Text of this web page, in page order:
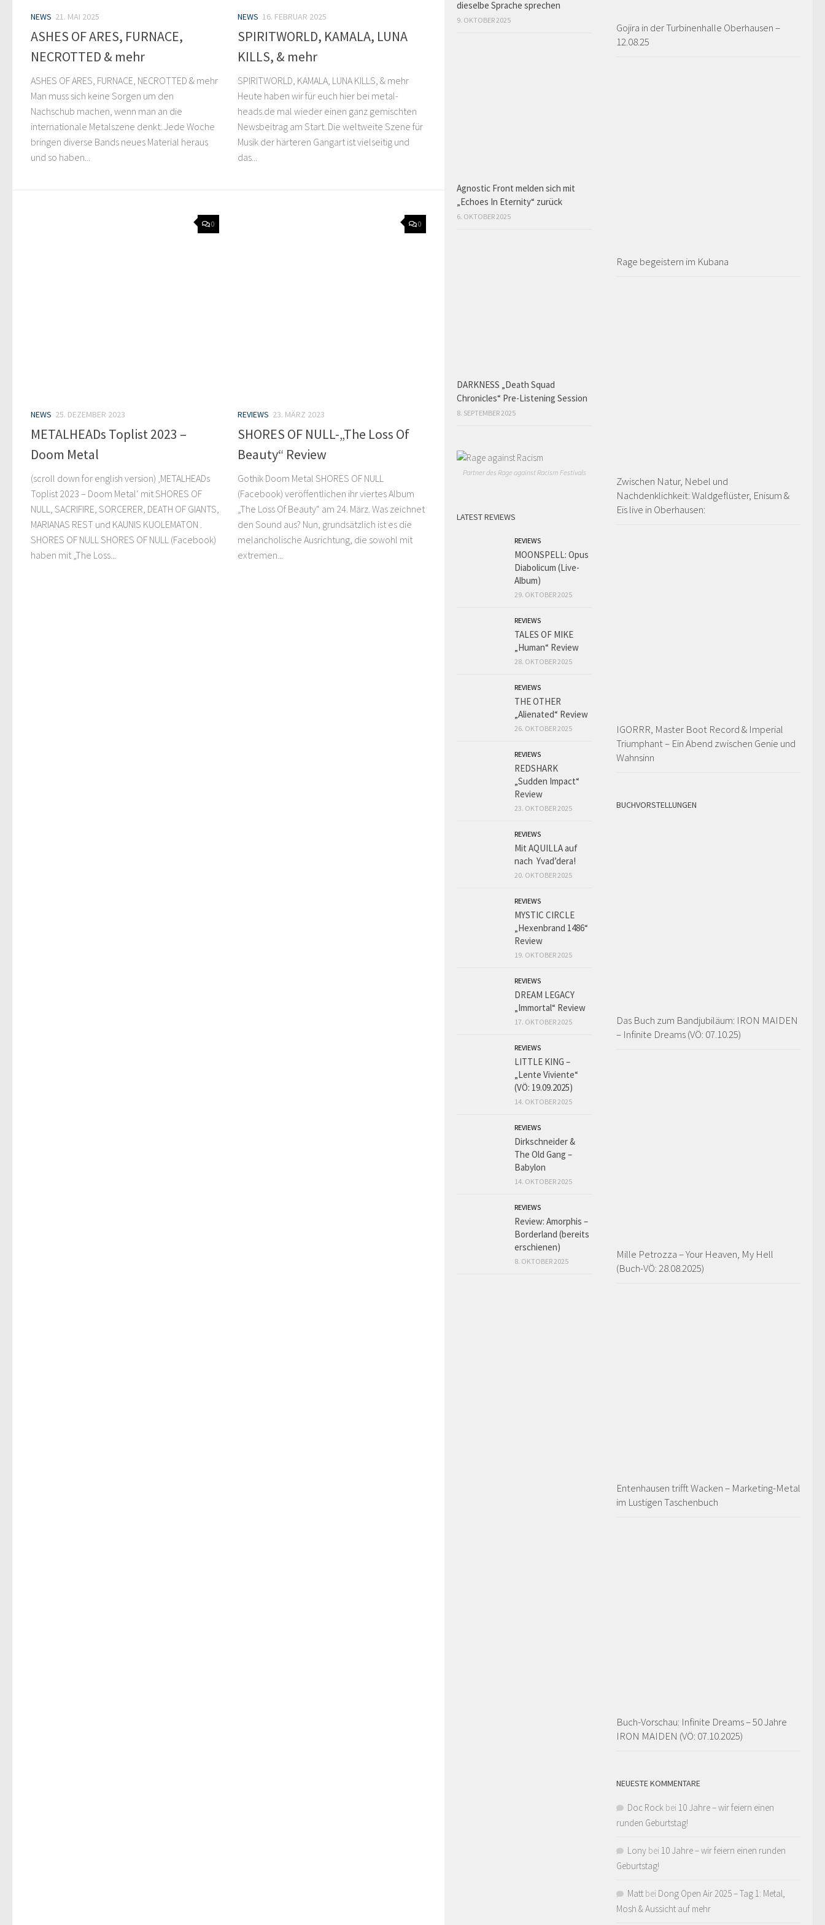
NEWS 21. MAI 2025
ASHES OF ARES, FURNACE,
NECROTTED & mehr
ASHES OF ARES, FURNACE, NECROTTED & mehr
Man muss sich keine Sorgen um den
Nachschub machen, wenn man an die
internationale Metalszene denkt. Jede Woche
bringen diverse Bands neues Material heraus
und so haben...
NEWS 16. FEBRUAR 2025
SPIRITWORLD, KAMALA, LUNA
KILLS, & mehr
SPIRITWORLD, KAMALA, LUNA KILLS, & mehr
Heute haben wir für euch hier bei metal-
heads.de mal wieder einen ganz gemischten
Newsbeitrag am Start. Die weltweite Szene für
Musik der härteren Gangart ist vielseitig und
das...
0
NEWS 25. DEZEMBER 2023
METALHEADs Toplist 2023 –
Doom Metal
(scroll down for english version) ‚METALHEADs
Toplist 2023 – Doom Metal‘ mit SHORES OF
NULL, SACRIFIRE, SORCERER, DEATH OF GIANTS,
MARIANAS REST und KAUNIS KUOLEMATON .
SHORES OF NULL SHORES OF NULL (Facebook)
haben mit „The Loss...
0
REVIEWS 23. MÄRZ 2023
SHORES OF NULL-„The Loss Of
Beauty“ Review
Gothik Doom Metal SHORES OF NULL
(Facebook) veröffentlichen ihr viertes Album
„The Loss Of Beauty“ am 24. März. Was zeichnet
den Sound aus? Nun, grundsätzlich ist es die
melancholische Ausrichtung, die sowohl mit
extremen...
Gojira in der Turbinenhalle Oberhausen –
12.08.25
Rage begeistern im Kubana
Zwischen Natur, Nebel und
Nachdenklichkeit: Waldgeflüster, Enisum &
Eïs live in Oberhausen:
IGORRR, Master Boot Record & Imperial
Triumphant – Ein Abend zwischen Genie und
Wahnsinn
BUCHVORSTELLUNGEN
Das Buch zum Bandjubiläum: IRON MAIDEN
– Infinite Dreams (VÖ: 07.10.25)
Mille Petrozza – Your Heaven, My Hell
(Buch-VÖ: 28.08.2025)
Entenhausen trifft Wacken – Marketing-Metal
im Lustigen Taschenbuch
Buch-Vorschau: Infinite Dreams – 50 Jahre
IRON MAIDEN (VÖ: 07.10.2025)
NEUESTE KOMMENTARE
Doc Rock bei 10 Jahre – wir feiern einen
runden Geburtstag!
Lony bei 10 Jahre – wir feiern einen runden
Geburtstag!
Matt bei Dong Open Air 2025 – Tag 1: Metal,
Mosh & Aussicht auf mehr
dieselbe Sprache sprechen
9. OKTOBER 2025
Agnostic Front melden sich mit
„Echoes In Eternity“ zurück
6. OKTOBER 2025
DARKNESS „Death Squad
Chronicles“ Pre-Listening Session
8. SEPTEMBER 2025
Partner des Rage against Racism Festivals
LATEST REVIEWS
REVIEWS
MOONSPELL: Opus
Diabolicum (Live-
Album)
29. OKTOBER 2025
REVIEWS
TALES OF MIKE
„Human“ Review
28. OKTOBER 2025
REVIEWS
THE OTHER
„Alienated“ Review
26. OKTOBER 2025
REVIEWS
REDSHARK
„Sudden Impact“
Review
23. OKTOBER 2025
REVIEWS
Mit AQUILLA auf
nach Yvad’dera!
20. OKTOBER 2025
REVIEWS
MYSTIC CIRCLE
„Hexenbrand 1486“
Review
19. OKTOBER 2025
REVIEWS
DREAM LEGACY
„Immortal“ Review
17. OKTOBER 2025
REVIEWS
LITTLE KING –
„Lente Viviente“
(VÖ: 19.09.2025)
14. OKTOBER 2025
REVIEWS
Dirkschneider &
The Old Gang –
Babylon
14. OKTOBER 2025
REVIEWS
Review: Amorphis –
Borderland (bereits
erschienen)
8. OKTOBER 2025